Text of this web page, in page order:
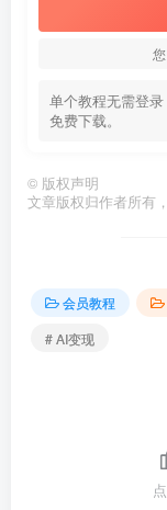
单个教程无需登
免费下载。
© 版权声明
文章版权归作者所有
会员教程
# AI变现